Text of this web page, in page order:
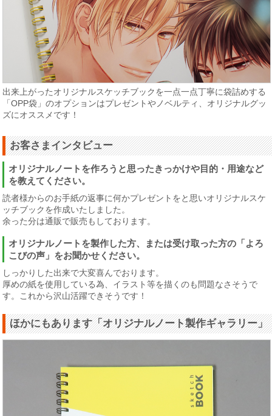
出来上がったオリジナルスケッチブックを一点一点丁寧に袋詰めする
「OPP袋」のオプションはプレゼントやノベルティ、オリジナルグッ
ズにオススメです！
お客さまインタビュー
オリジナルノートを作ろうと思ったきっかけや目的・用途など
を教えてください。
読者様からのお手紙の返事に何かプレゼントをと思いオリジナルスケ
ッチブックを作成いたしました。
余った分は通販で販売もしております。
オリジナルノートを製作した方、または受け取った方の「よろ
こびの声」をお聞かせください。
しっかりした出来で大変喜んでおります。
厚めの紙を使用している為、イラスト等を描くのも問題なさそうで
す。これから沢山活躍できそうです！
ほかにもあります「オリジナルノート製作ギャラリー」